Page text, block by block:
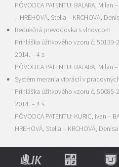
PÔVODCA PATENTU: BALARA, Milan
– HREHOVÁ, Stella – KRCHOVÁ,
Redukčná prevodovka s vlnovcom
Prihláška úžitkového vzoru č. 50139-
2014. – 4 s
PÔVODCA PATENTU: BALARA,
Systém merania vibrácií v
Prihláška úžitkového vzoru č. 50085-
2014. – 4 s
PÔVODCA PATENTU: KURIC, Ivan –
HREHOVÁ, Stella – KRCHOVÁ, Denisa